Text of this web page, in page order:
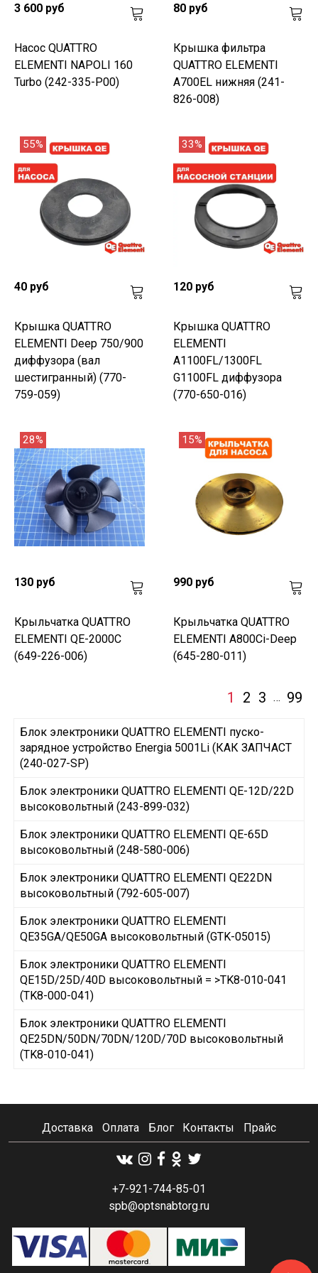
3 600 руб
Насос QUATTRO
ELEMENTI NAPOLI 160
Turbo (242-335-P00)
80 руб
Крышка фильтра
QUATTRO ELEMENTI
A700EL нижняя (241-
826-008)
55%
40 руб
Крышка QUATTRO
ELEMENTI Deep 750/900
диффузора (вал
шестигранный) (770-
759-059)
33%
120 руб
Крышка QUATTRO
ELEMENTI
A1100FL/1300FL
G1100FL диффузора
(770-650-016)
28%
130 руб
Крыльчатка QUATTRO
ELEMENTI QE-2000C
(649-226-006)
15%
990 руб
Крыльчатка QUATTRO
ELEMENTI A800Ci-Deep
(645-280-011)
1 2 3 … 99
Блок электроники QUATTRO ELEMENTI пуско-
зарядное устройство Energia 5001Li (КАК ЗАПЧАСТ
(240-027-SP)
Блок электроники QUATTRO ELEMENTI QE-12D/22D
высоковольтный (243-899-032)
Блок электроники QUATTRO ELEMENTI QE-65D
высоковольтный (248-580-006)
Блок электроники QUATTRO ELEMENTI QE22DN
высоковольтный (792-605-007)
Блок электроники QUATTRO ELEMENTI
QE35GA/QE50GA высоковольтный (GTK-05015)
Блок электроники QUATTRO ELEMENTI
QE15D/25D/40D высоковольтный = >TK8-010-041
(TK8-000-041)
Блок электроники QUATTRO ELEMENTI
QE25DN/50DN/70DN/120D/70D высоковольтный
(TK8-010-041)
Доставка Оплата Блог Контакты Прайс
+7-921-744-85-01
spb@optsnabtorg.ru